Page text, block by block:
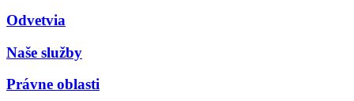
Odvetvia
Naše služby
Právne oblasti